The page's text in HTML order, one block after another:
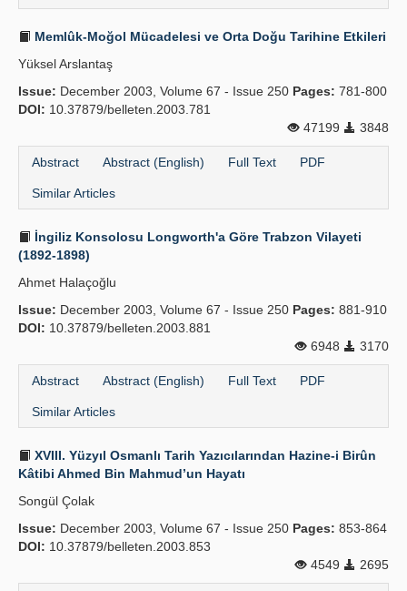
Memlûk-Moğol Mücadelesi ve Orta Doğu Tarihine Etkileri
Yüksel Arslantaş
Issue: December 2003, Volume 67 - Issue 250 Pages: 781-800
DOI: 10.37879/belleten.2003.781
47199
3848
Abstract Abstract (English) Full Text PDF
Similar Articles
İngiliz Konsolosu Longworth'a Göre Trabzon Vilayeti
(1892-1898)
Ahmet Halaçoğlu
Issue: December 2003, Volume 67 - Issue 250 Pages: 881-910
DOI: 10.37879/belleten.2003.881
6948
3170
Abstract Abstract (English) Full Text PDF
Similar Articles
XVIII. Yüzyıl Osmanlı Tarih Yazıcılarından Hazine-i Birûn
Kâtibi Ahmed Bin Mahmud’un Hayatı
Songül Çolak
Issue: December 2003, Volume 67 - Issue 250 Pages: 853-864
DOI: 10.37879/belleten.2003.853
4549
2695